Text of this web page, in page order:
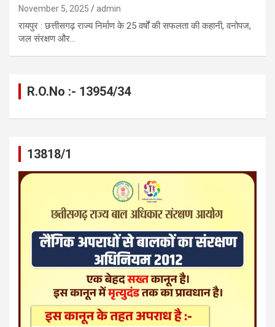
November 5, 2025 admin
रायपुर : छत्तीसगढ़ राज्य निर्माण के 25 वर्षों की सफलता की कहानी, वनोपज,
जल संरक्षण और…
R.O.No :- 13954/34
13818/1